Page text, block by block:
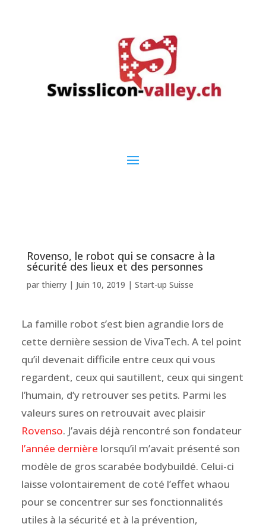
Rovenso, le robot qui se consacre à la
sécurité des lieux et des personnes
par thierry| Juin 10, 2019 | Start-up Suisse
La famille robot s’est bien agrandie lors de
cette dernière session de VivaTech. A tel point
qu’il devenait difficile entre ceux qui vous
regardent, ceux qui sautillent, ceux qui singent
l’humain, d’y retrouver ses petits. Parmi les
valeurs sures on retrouvait avec plaisir
Rovenso. J’avais déjà rencontré son fondateur
l’année dernière lorsqu’il m’avait présenté son
modèle de gros scarabée bodybuildé. Celui-ci
laisse volontairement de coté l’effet whaou
pour se concentrer sur ses fonctionnalités
utiles à la sécurité et à la prévention,